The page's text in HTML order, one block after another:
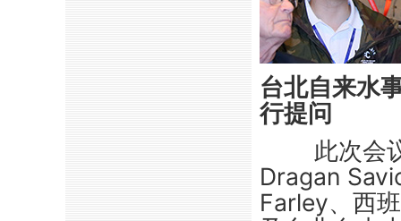
台北自来水
行提问
此次会
Dragan
Farley、西